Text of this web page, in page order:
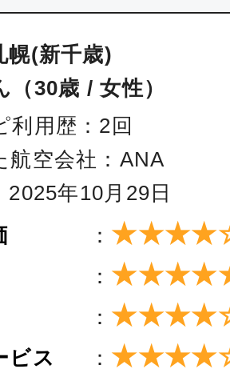
(新千歳)
（30歳 / 女性）
利用歴：2回
航空会社：ANA
2025年10月29日
：
：
：
ビス ：